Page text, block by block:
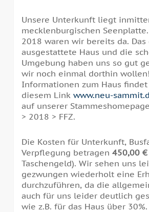
Unsere Unterkunft liegt
mecklenburgischen
2018 waren wir bereits da. Das
ausgestattete Haus und die
Umgebung haben uns so gut
wir noch einmal dorthin
Informationen zum Haus
diesem Link www.neu-
auf unserer
> 2018 > FFZ.
Die Kosten für Unterkunft,
Verpflegung betragen 450,00 €
Taschengeld). Wir sehen uns
gezwungen wiederholt eine
durchzuführen, da die
auch für uns leider deutlich
wie z.B. für das Haus über 30%.